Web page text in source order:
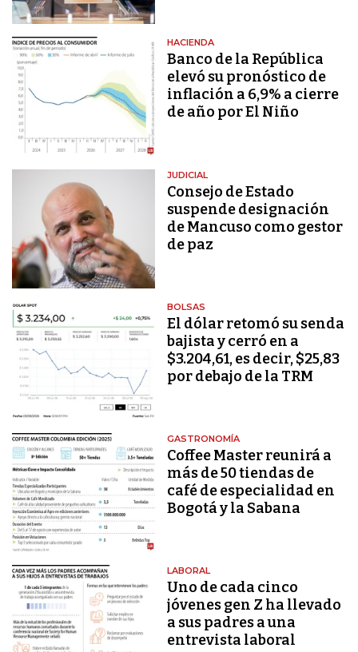
HACIENDA
Banco de la República
elevó su pronóstico de
inflación a 6,9% a cierre
de año por El Niño
JUDICIAL
Consejo de Estado
suspende designación
de Mancuso como gestor
de paz
BOLSAS
El dólar retomó su senda
bajista y cerró en a
$3.204,61, es decir, $25,83
por debajo de la TRM
GASTRONOMÍA
Coffee Master reunirá a
más de 50 tiendas de
café de especialidad en
Bogotá y la Sabana
LABORAL
Uno de cada cinco
jóvenes gen Z ha llevado
a sus padres a una
entrevista laboral